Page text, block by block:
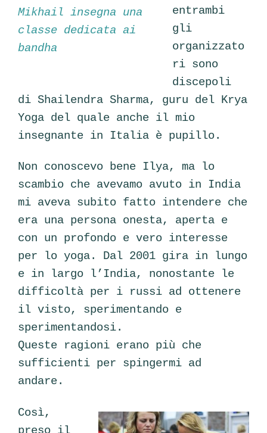
Mikhail insegna una
classe dedicata ai
bandha
entrambi
gli
organizzato
ri sono
discepoli
di Shailendra Sharma, guru del Krya
Yoga del quale anche il mio
insegnante in Italia è pupillo.
Non conoscevo bene Ilya, ma lo
scambio che avevamo avuto in India
mi aveva subito fatto intendere che
era una persona onesta, aperta e
con un profondo e vero interesse
per lo yoga. Dal 2001 gira in lungo
e in largo l’India, nonostante le
difficoltà per i russi ad ottenere
il visto, sperimentando e
sperimentandosi.
Queste ragioni erano più che
sufficienti per spingermi ad
andare.
Così,